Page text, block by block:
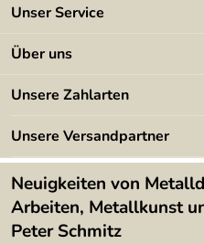
Unser Service
Kontakt
Kundeninformationen
Newsletter
Lieferbedingungen
Über uns
Angebote
Kundenbewertungen (394)
4,9/5
Unsere Zahlarten
Unsere Versandpartner
Neuigkeiten von
Arbeiten, Metallkunst
Peter Schmitz